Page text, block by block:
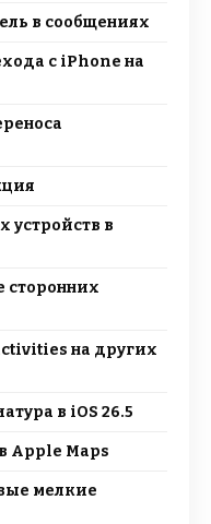
в сообщениях
с iPhone на
устройств в
сторонних
на других
в iOS 26.5
Apple Maps
мелкие